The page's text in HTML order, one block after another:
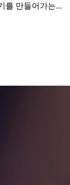
를 만들어가는...